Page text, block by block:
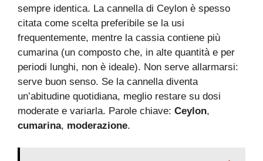
sempre identica. La cannella di Ceylon è spesso
citata come scelta preferibile se la usi
frequentemente, mentre la cassia contiene più
cumarina (un composto che, in alte quantità e per
periodi lunghi, non è ideale). Non serve allarmarsi:
serve buon senso. Se la cannella diventa
un’abitudine quotidiana, meglio restare su dosi
moderate e variarla. Parole chiave: Ceylon,
cumarina, moderazione.